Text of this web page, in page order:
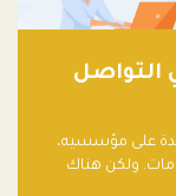
التواصل
على مؤسسيه،
ولكن هناك